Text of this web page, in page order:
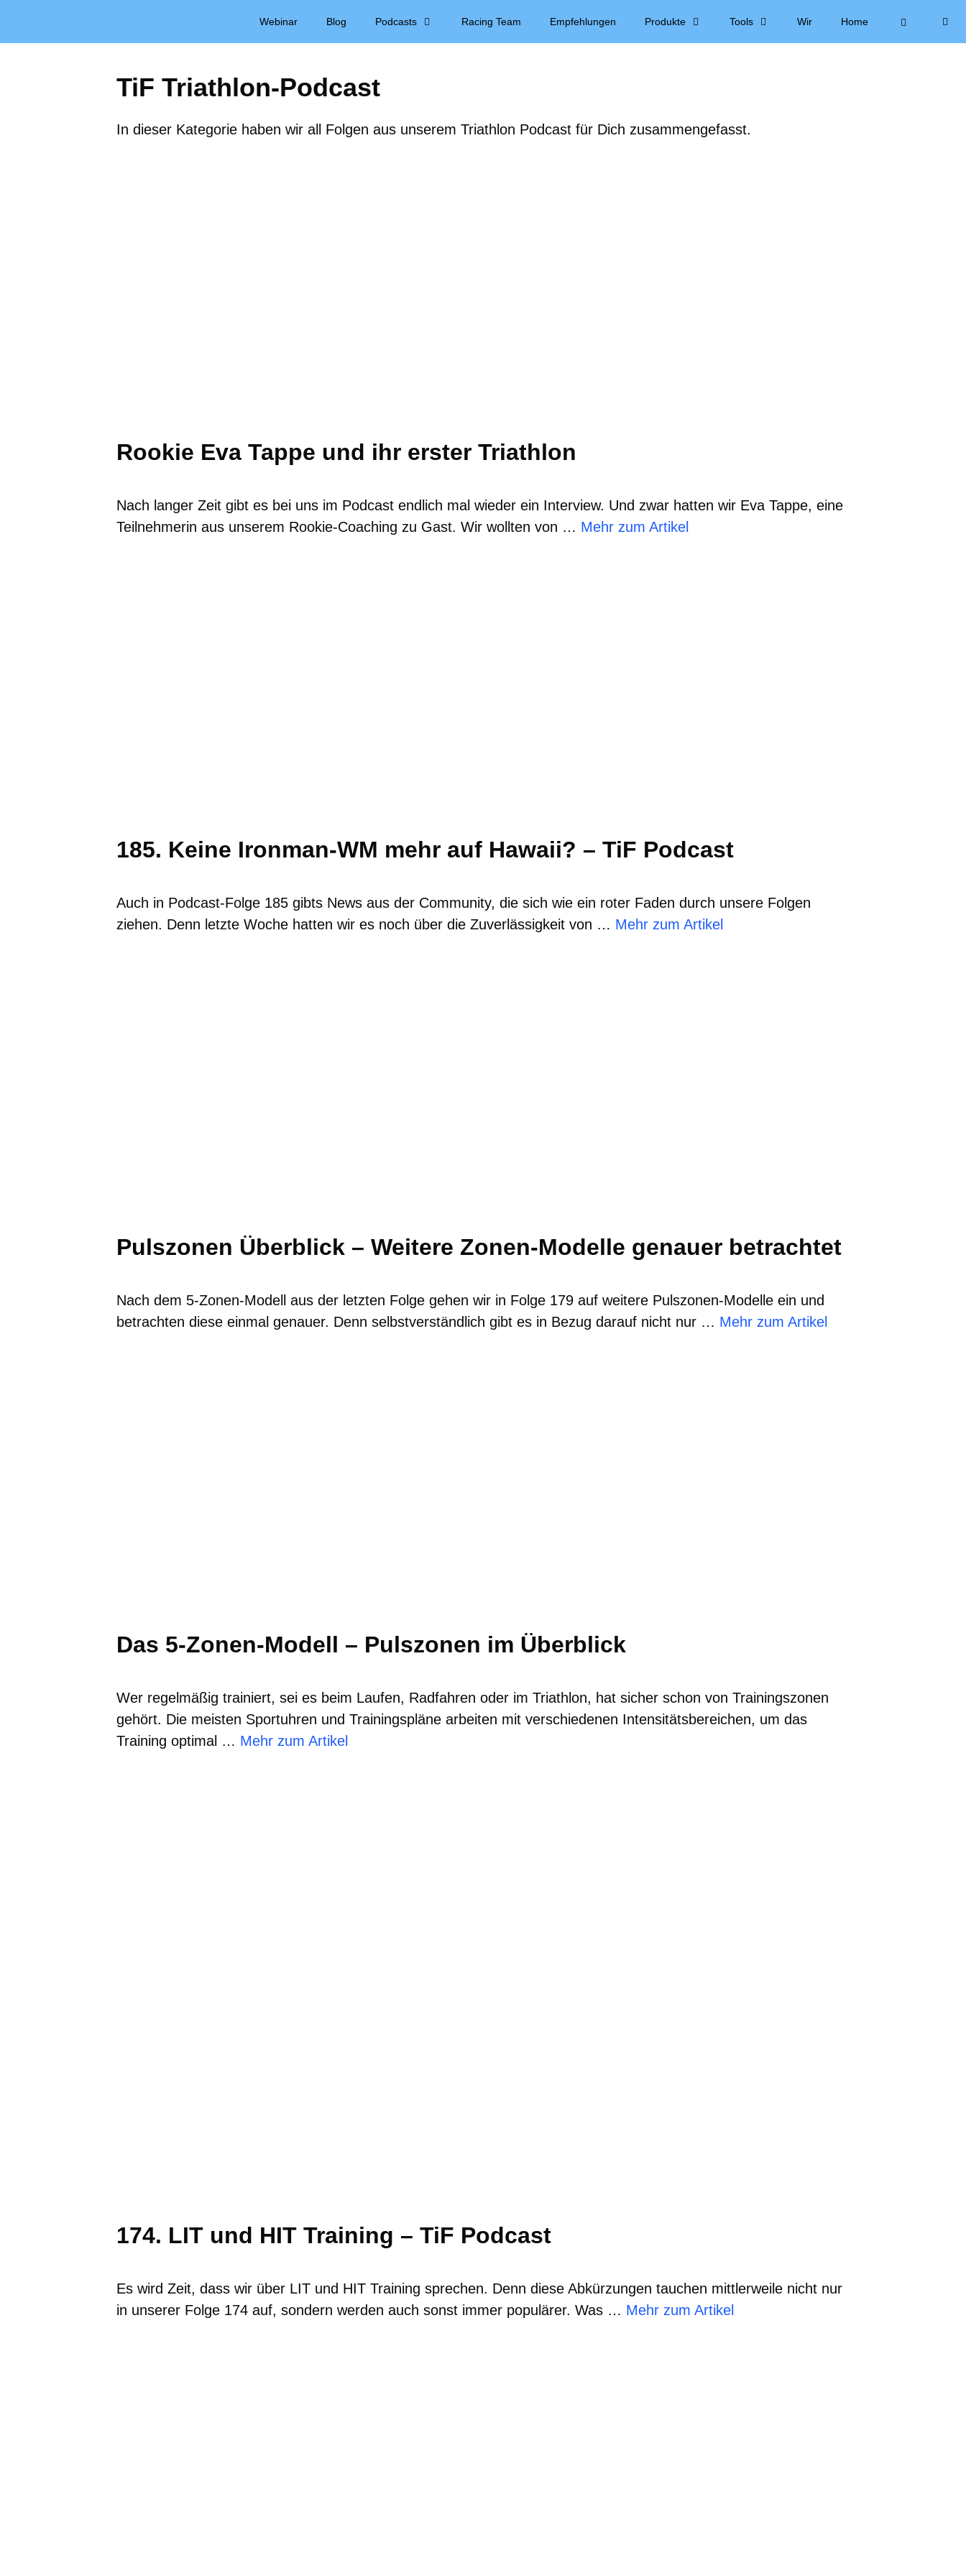
Webinar Blog Podcasts Racing Team Empfehlungen Produkte Tools Wir Home
TiF Triathlon-Podcast
In dieser Kategorie haben wir all Folgen aus unserem Triathlon Podcast für Dich zusammengefasst.
Rookie Eva Tappe und ihr erster Triathlon
Nach langer Zeit gibt es bei uns im Podcast endlich mal wieder ein Interview. Und zwar hatten wir Eva Tappe, eine
Teilnehmerin aus unserem Rookie-Coaching zu Gast. Wir wollten von … Mehr zum Artikel
185. Keine Ironman-WM mehr auf Hawaii? – TiF Podcast
Auch in Podcast-Folge 185 gibts News aus der Community, die sich wie ein roter Faden durch unsere Folgen
ziehen. Denn letzte Woche hatten wir es noch über die Zuverlässigkeit von … Mehr zum Artikel
Pulszonen Überblick – Weitere Zonen-Modelle genauer betrachtet
Nach dem 5-Zonen-Modell aus der letzten Folge gehen wir in Folge 179 auf weitere Pulszonen-Modelle ein und
betrachten diese einmal genauer. Denn selbstverständlich gibt es in Bezug darauf nicht nur … Mehr zum Artikel
Das 5-Zonen-Modell – Pulszonen im Überblick
Wer regelmäßig trainiert, sei es beim Laufen, Radfahren oder im Triathlon, hat sicher schon von Trainingszonen
gehört. Die meisten Sportuhren und Trainingspläne arbeiten mit verschiedenen Intensitätsbereichen, um das
Training optimal … Mehr zum Artikel
174. LIT und HIT Training – TiF Podcast
Es wird Zeit, dass wir über LIT und HIT Training sprechen. Denn diese Abkürzungen tauchen mittlerweile nicht nur
in unserer Folge 174 auf, sondern werden auch sonst immer populärer. Was … Mehr zum Artikel